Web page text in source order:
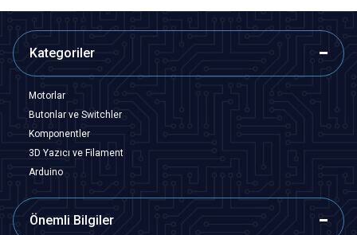
Kategoriler
Motorlar
Butonlar ve Switchler
Komponentler
3D Yazıcı ve Filament
Arduino
Önemli Bilgiler